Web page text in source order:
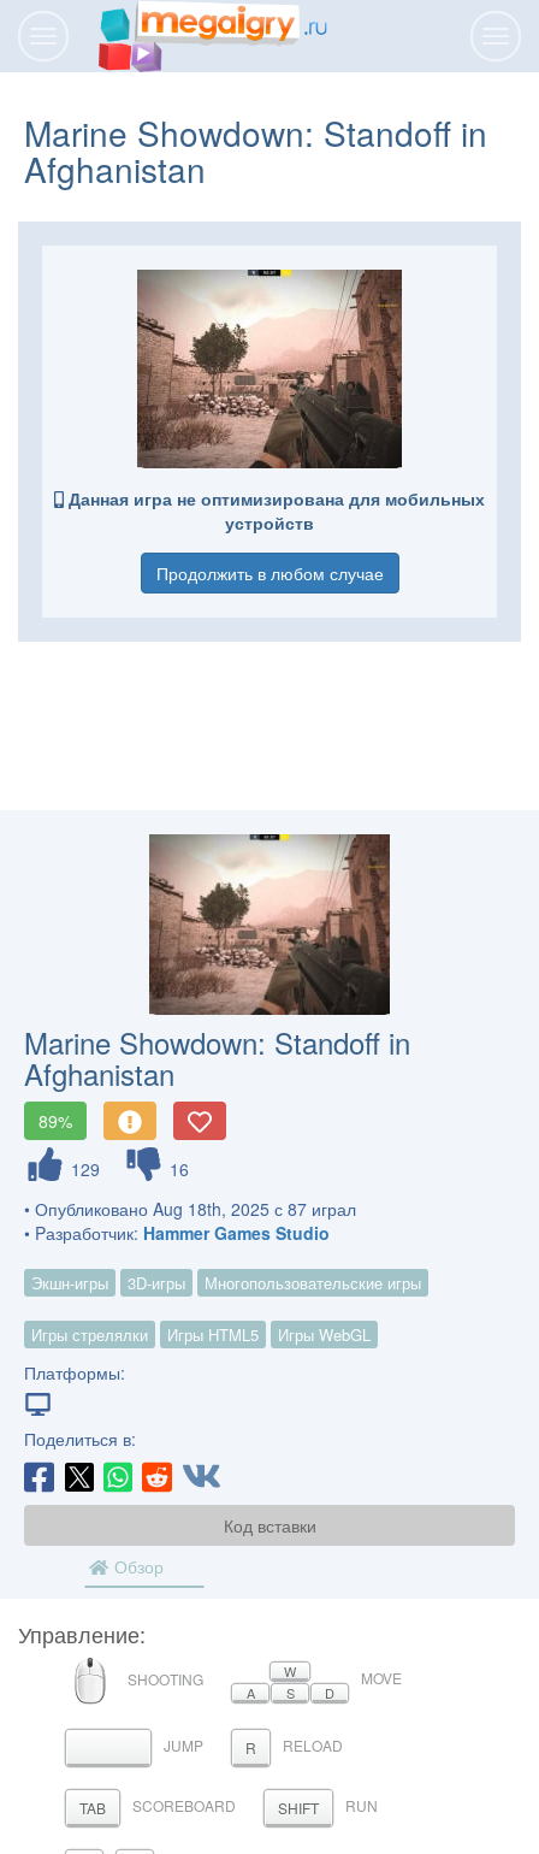
Переключить
навигацию
Marine Showdown: Standoff in
Afghanistan
Данная игра не оптимизирована для мобильных
устройств
Продолжить в любом случае
Marine Showdown: Standoff in
Afghanistan
89%
129
16
• Опубликовано Aug 18th, 2025 с 87 играл
• Pазработчик: Hammer Games Studio
Экшн-игры 3D-игры Многопользовательские игры
Игры стрелялки Игры HTML5 Игры WebGL
Платформы:
Поделиться в:
Код вставки
Обзор
Управление:
МЫШЬ
SHOOTING
W
A
S D
MOVE
ПРОБЕЛJUMP R RELOAD
TAB SCOREBOARD SHIFT RUN